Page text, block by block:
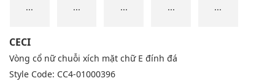
... ... ... ... ...
CECI
Vòng cổ nữ chuỗi xích mặt chữ E đính đá
Style Code: CC4-01000396